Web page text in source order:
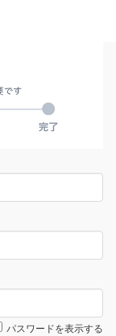
パスワードを表示する